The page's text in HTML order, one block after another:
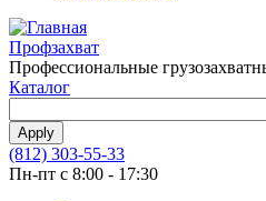
Профзахват
Профессиональные
Каталог
(812) 303-55-33
Пн-пт с 8:00 - 17:30